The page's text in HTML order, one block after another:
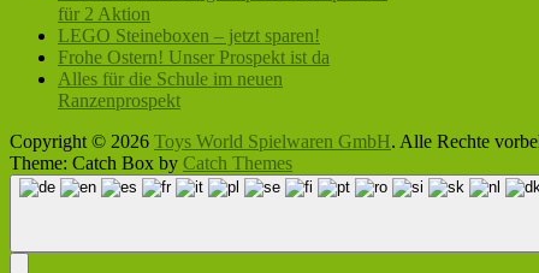
für 2 Aktion
LEGO Steineboxen – jetzt sparen!
Frohe Ostern! Unser Prospekt ist da
Alles für die Schule im neuen
Ranzenprospekt
Copyright © 2026 Toys World Spielwaren GmbH. Alle Rechte
Theme: Catch Box by Catch Themes
Nach